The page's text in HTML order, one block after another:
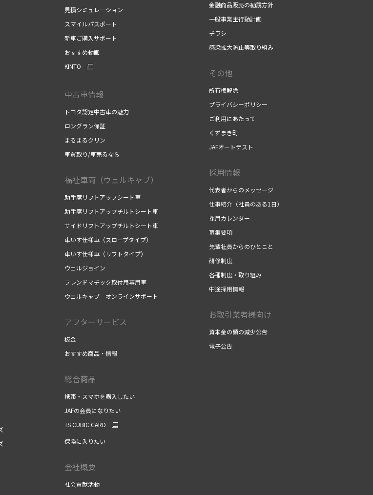
見積シミュレーション
スマイルパスポート
新車ご購入サポート
おすすめ動画
KINTO
中古車情報
トヨタ認定中古車の魅力
ロングラン保証
まるまるクリン
車買取り/車売るなら
福祉車両（ウェルキャブ）
助手席リフトアップシート車
助手席リフトアップチルトシート車
サイドリフトアップチルトシート車
車いす仕様車（スロープタイプ）
車いす仕様車（リフトタイプ）
ウェルジョイン
フレンドマチック取付用専用車
ウェルキャブ オンラインサポート
アフターサービス
板金
おすすめ商品・情報
総合商品
携帯・スマホを購入したい
JAFの会員になりたい
TS CUBIC CARD
保険に入りたい
会社概要
社会貢献活動
金融商品販売の勧誘方針
一般事業主行動計画
チラシ
感染拡大防止等取り組み
その他
所有権解除
プライバシーポリシー
ご利用にあたって
くずまき町
JAFオートテスト
採用情報
代表者からのメッセージ
仕事紹介（社員のある1日）
採用カレンダー
募集要項
先輩社員からのひとこと
研修制度
各種制度・取り組み
中途採用情報
お取引業者様向け
資本金の額の減少公告
電子公告